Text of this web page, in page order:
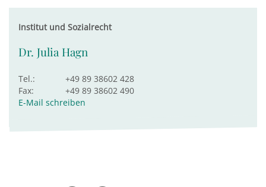
Institut und Sozialrecht
Dr. Julia Hagn
Tel.:
+49 89 38602 428
Fax:
+49 89 38602 490
E-Mail schreiben